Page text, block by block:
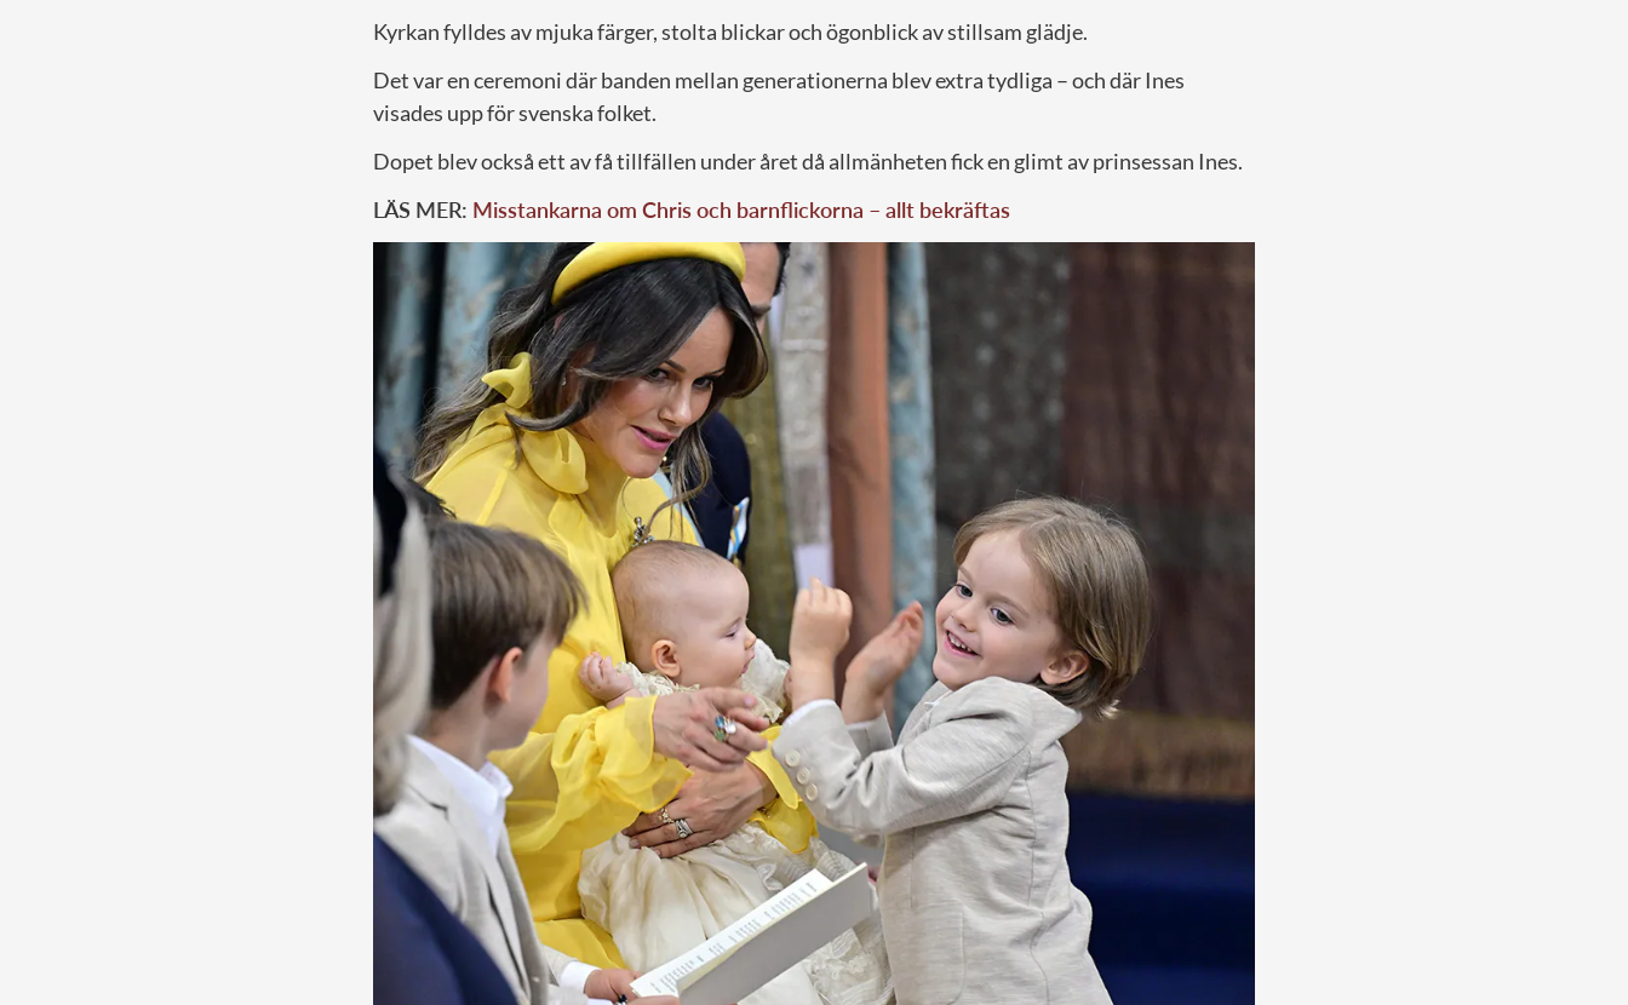
Kyrkan fylldes av mjuka färger, stolta blickar och ögonblick av stillsam glädje.
Det var en ceremoni där banden mellan generationerna blev extra tydliga – och där Ines
visades upp för svenska folket.
Dopet blev också ett av få tillfällen under året då allmänheten fick en glimt av prinsessan Ines.
LÄS MER: Misstankarna om Chris och barnflickorna – allt bekräftas